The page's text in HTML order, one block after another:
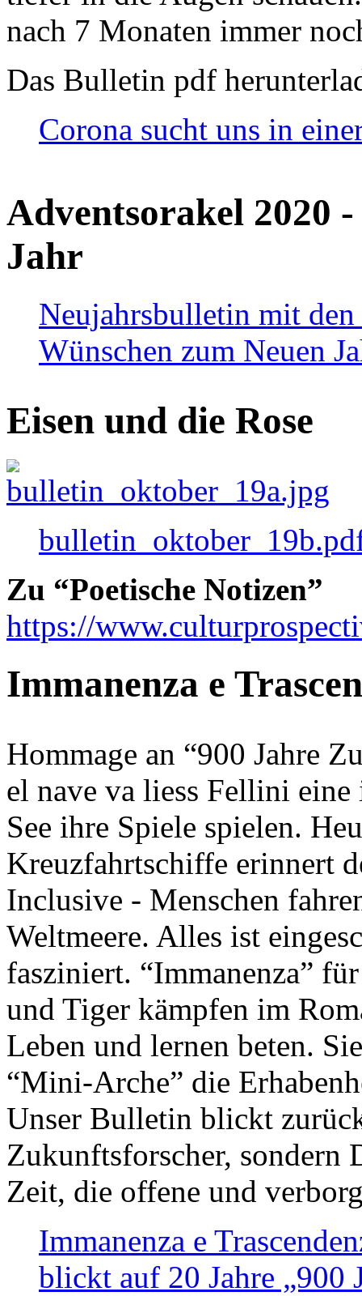
nach 7 Monaten immer
Das Bulletin pdf
Corona sucht uns in
Adventsorakel 2020
Jahr
Neujahrsbulletin mit den
Wünschen zum Neuen
Eisen und die Rose
Zu “Poetische Notizen”
https://
Immanenza e
Hommage an “900 Jahre
el nave va liess Fellini
See ihre Spiele spielen.
Kreuzfahrtschiffe erinnert
Inclusive - Menschen
Weltmeere. Alles ist
fasziniert. “Immanenza”
und Tiger kämpfen im
Leben und lernen beten.
“Mini-Arche” die
Unser Bulletin blickt
Zukunftsforscher, sondern
Zeit, die offene und
Immanenza e
blickt auf 20 Jahre „900